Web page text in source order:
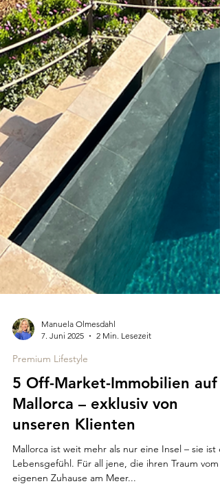
Manuela Olmesdahl
7. Juni 2025
Premium Lifestyle
5 Off-Market-Immobilien auf
Mallorca – exklusiv von
unseren Klienten
Mallorca ist weit mehr als nur eine Insel – sie ist